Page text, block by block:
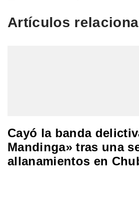
Artículos
Cayó la banda
Mandinga» tras una
allanamientos en